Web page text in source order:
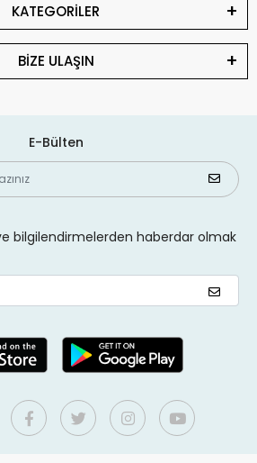
KATEGORİLER
BİZE ULAŞIN
E-Bülten
bilgilendirmelerden haberdar olmak